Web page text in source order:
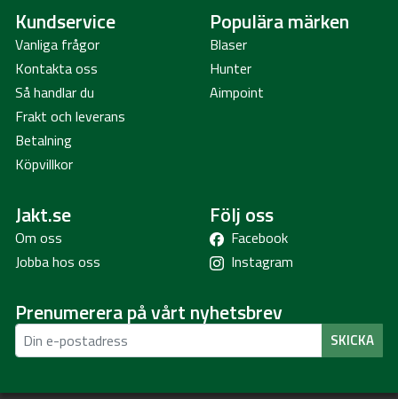
Kundservice
Vanliga frågor
Kontakta oss
Så handlar du
Frakt och leverans
Betalning
Köpvillkor
Populära märken
Blaser
Hunter
Aimpoint
Jakt.se
Om oss
Jobba hos oss
Följ oss
Facebook
Instagram
Prenumerera på vårt nyhetsbrev
SKICKA